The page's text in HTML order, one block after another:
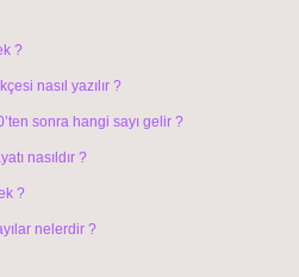
?
nasıl yazılır ?
sonra hangi sayı gelir ?
nasıldır ?
?
nelerdir ?